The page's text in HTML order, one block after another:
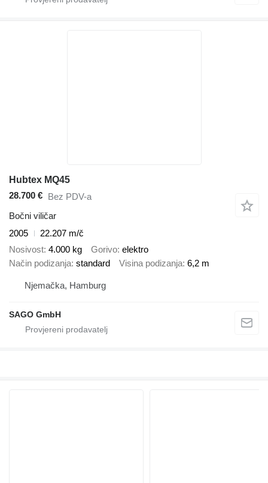
Hubtex MQ45
28.700 € Bez PDV-a
Bočni viličar
2005
22.207 m/č
Nosivost 4.000 kg Gorivo elektro
Način podizanja standard Visina podizanja 6,2 m
Njemačka, Hamburg
SAGO GmbH